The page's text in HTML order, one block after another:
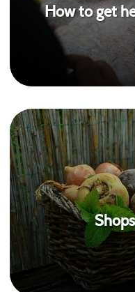
How to get